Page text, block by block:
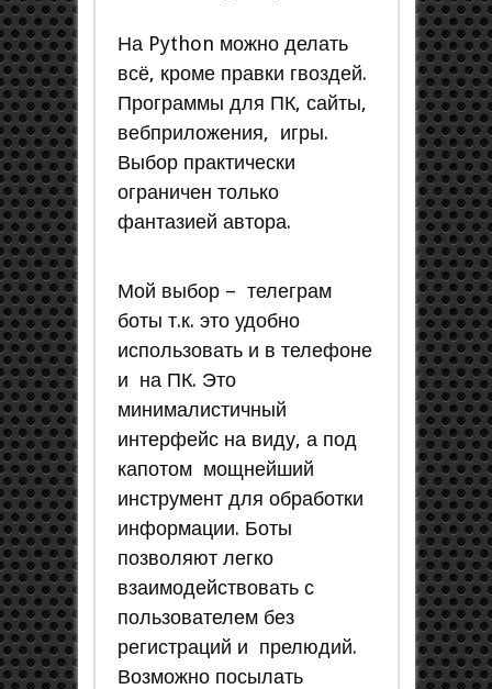
На Python можно делать
всё, кроме правки гвоздей.
Программы для ПК, сайты,
вебприложения, игры.
Выбор практически
ограничен только
фантазией автора.
Мой выбор – телеграм
боты т.к. это удобно
использовать и в телефоне
и на ПК. Это
минималистичный
интерфейс на виду, а под
капотом мощнейший
инструмент для обработки
информации. Боты
позволяют легко
взаимодействовать с
пользователем без
регистраций и прелюдий.
Возможно посылать